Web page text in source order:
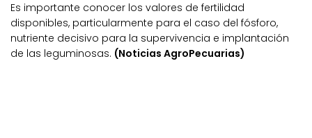
Es importante conocer los valores de fertilidad
disponibles, particularmente para el caso del fósforo,
nutriente decisivo para la supervivencia e implantación
de las leguminosas. (Noticias AgroPecuarias)